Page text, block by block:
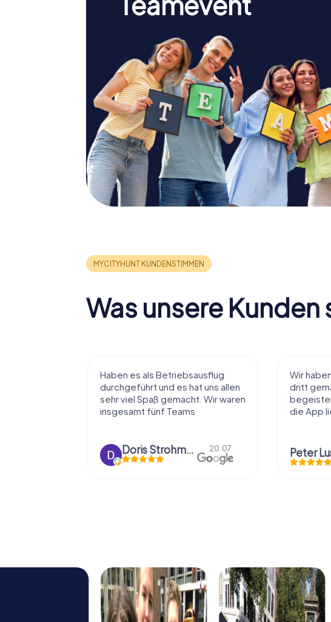
Was unsere Kunden
Haben es als Betriebsausflug
durchgeführt und es hat uns allen
sehr viel Spaß gemacht. Wir waren
insgesamt fünf Teams
Doris Strohmeyer 20.07.
Wir
dritt
die App
Peter